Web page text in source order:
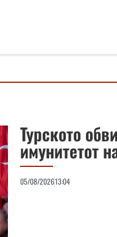
Турското
имунитетот
05/08/202613:04